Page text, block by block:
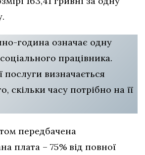
година означає одну
працівника.
послуги визначається
скільки часу потрібно на її
передбачена
плата – 75% від повної